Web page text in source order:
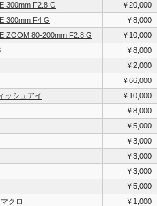
300mm F2.8 G ￥20,000
300mm F4 G ￥8,000
ZOOM 80-200mm F2.8 G ￥10,000
￥8,000
￥2,000
￥66,000
ッシュアイ ￥10,000
￥8,000
￥5,000
￥3,000
￥3,000
￥3,000
￥5,000
クロ ￥1,000